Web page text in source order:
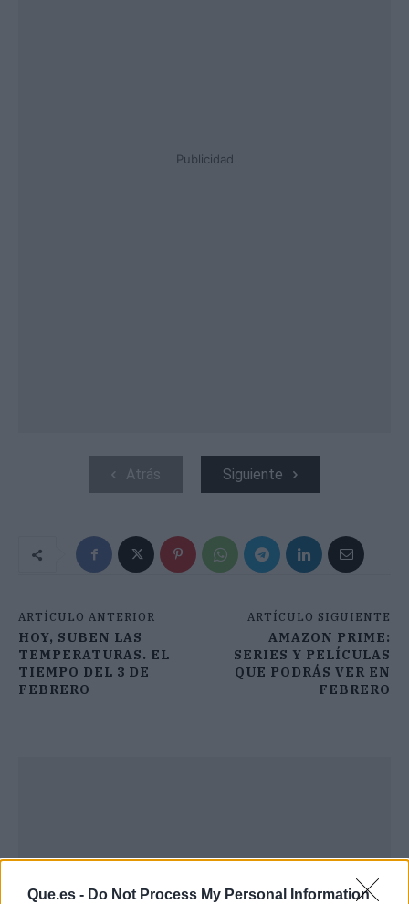
Que.es - Do Not Process My Personal Information
Publicidad
Atrás Siguiente
ARTÍCULO ANTERIOR
HOY, SUBEN LAS
TEMPERATURAS. EL
TIEMPO DEL 3 DE
FEBRERO
ARTÍCULO SIGUIENTE
AMAZON PRIME:
SERIES Y PELÍCULAS
QUE PODRÁS VER EN
FEBRERO